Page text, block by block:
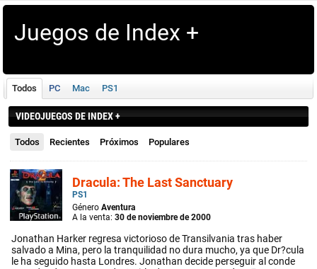
Juegos de Index +
Todos PC Mac PS1
VIDEOJUEGOS DE INDEX +
Todos Recientes Próximos Populares
Dracula: The Last Sanctuary
PS1
Género Aventura
A la venta: 30 de noviembre de 2000
Jonathan Harker regresa victorioso de Transilvania tras haber
salvado a Mina, pero la tranquilidad no dura mucho, ya que Dr?cula
le ha seguido hasta Londres. Jonathan decide perseguir al conde